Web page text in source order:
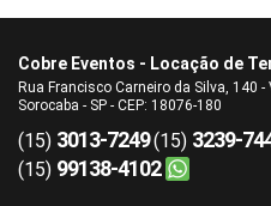
Cobre Eventos - Locação de
Rua Francisco Carneiro da Silva, 140
Sorocaba - SP - CEP: 18076-180
(15) 3013-7249(15) 3239-
(15) 99138-4102